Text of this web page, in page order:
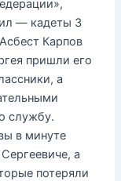
— кадеты 3
Карпов
пришли его
а
службу.
в минуте
а
потеряли